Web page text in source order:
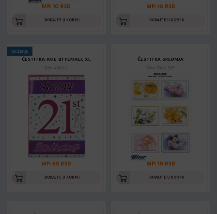
MP: 10 RSD
DODAJTE U KORPU
MP: 10 RSD
DODAJTE U KORPU
SNIŽENJE
ČESTITKA AGE 21 FEMALE XL
Šifra: 4989-C
MP: 50 RSD
DODAJTE U KORPU
ČESTITKA SREDNJA
Šifra: 500C-335
MP: 10 RSD
DODAJTE U KORPU